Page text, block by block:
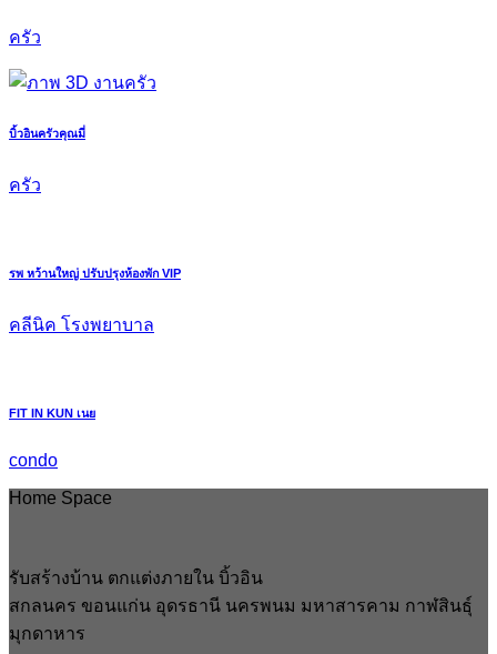
ครัว
บิ้วอินครัวคุณมี่
ครัว
รพ หว้านใหญ่ ปรับปรุงห้องพัก VIP
คลีนิค โรงพยาบาล
FIT IN KUN เนย
condo
Home Space
รับสร้างบ้าน ตกแต่งภายใน บิ้วอิน
สกลนคร ขอนแก่น อุดรธานี นครพนม มหาสารคาม กาฬสินธุ์
มุกดาหาร